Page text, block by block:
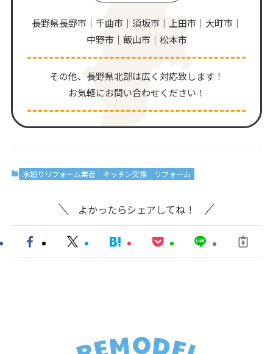
長野県長野市｜千曲市｜須坂市｜上田市｜大町市｜
中野市｜飯山市｜松本市
その他、⻑野県北部は広く対応致します！
お気軽にお問い合わせください！
水廻りリフォーム業者 キッチン交換 リフォーム
よかったらシェアしてね！